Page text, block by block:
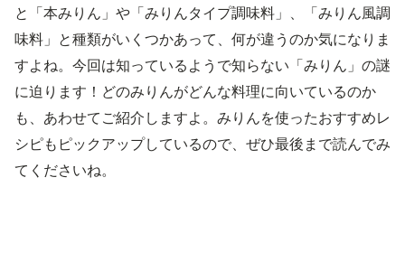
と「本みりん」や「みりんタイプ調味料」、「みりん風調
味料」と種類がいくつかあって、何が違うのか気になりま
すよね。今回は知っているようで知らない「みりん」の謎
に迫ります！どのみりんがどんな料理に向いているのか
も、あわせてご紹介しますよ。みりんを使ったおすすめレ
シピもピックアップしているので、ぜひ最後まで読んでみ
てくださいね。